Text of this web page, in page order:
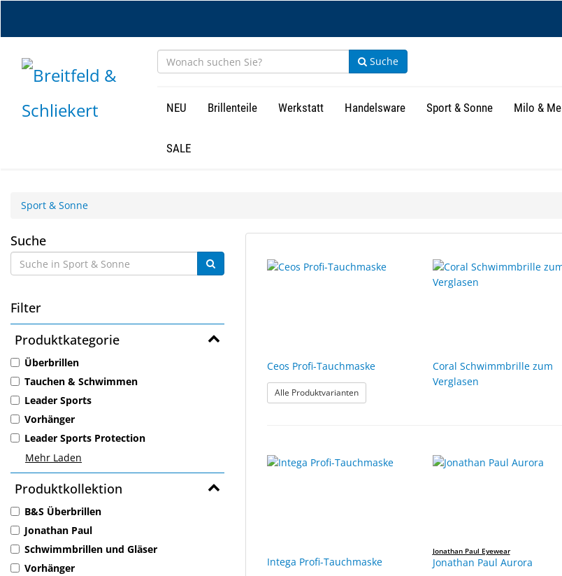
Suche
NEU Brillenteile Werkstatt Handelsware Sport & Sonne Milo & Me
SALE
Sport & Sonne
Sport
&
Sonne
Suche
Filter
Produktkategorie
Überbrillen
Tauchen & Schwimmen
Leader Sports
Vorhänger
Leader Sports Protection
Mehr Laden
Produktkollektion
B&S Überbrillen
Jonathan Paul
Schwimmbrillen und Gläser
Vorhänger
Ergebnisse
gerendert.
Ceos Profi-Tauchmaske
Alle Produktvarianten: Ceos Profi-Tauchmaske
Coral Schwimmbrille zum
Verglasen
Intega Profi-Tauchmaske
Jonathan Paul Eyewear
Jonathan Paul Aurora